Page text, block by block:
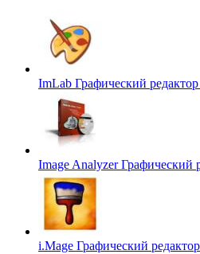
ImLab Графический
Image AnalyzerГрафический
i.Mage Графический